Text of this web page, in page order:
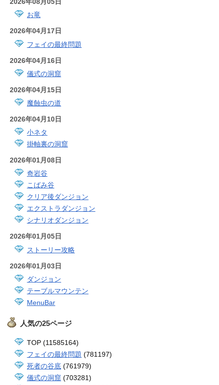
2026年08月05日
お竜
2026年04月17日
フェイの最終問題
2026年04月16日
儀式の洞窟
2026年04月15日
魔蝕虫の道
2026年04月10日
小ネタ
掛軸裏の洞窟
2026年01月08日
奇岩谷
こばみ谷
クリア後ダンジョン
エクストラダンジョン
シナリオダンジョン
2026年01月05日
ストーリー攻略
2026年01月03日
ダンジョン
テーブルマウンテン
MenuBar
人気の25ページ
TOP (11585164)
フェイの最終問題 (781197)
死者の谷底 (761979)
儀式の洞窟 (703281)